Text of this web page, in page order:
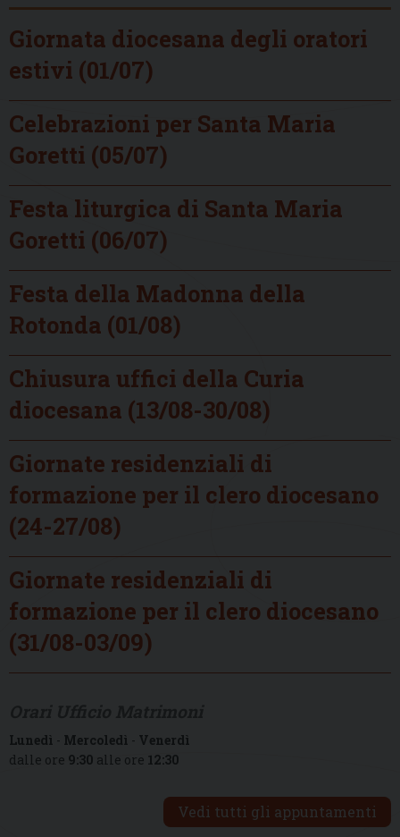
Giornata diocesana degli oratori
estivi (01/07)
Celebrazioni per Santa Maria
Goretti (05/07)
Festa liturgica di Santa Maria
Goretti (06/07)
Festa della Madonna della
Rotonda (01/08)
Chiusura uffici della Curia
diocesana (13/08-30/08)
Giornate residenziali di
formazione per il clero diocesano
(24-27/08)
Giornate residenziali di
formazione per il clero diocesano
(31/08-03/09)
Lunedì - Mercoledì - Venerdì
dalle ore 9:30 alle ore 12:30
Vedi tutti gli appuntamenti